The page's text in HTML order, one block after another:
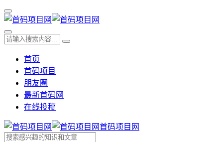
首页
首码项目
朋友圈
最新首码网
在线投稿
首码项目网